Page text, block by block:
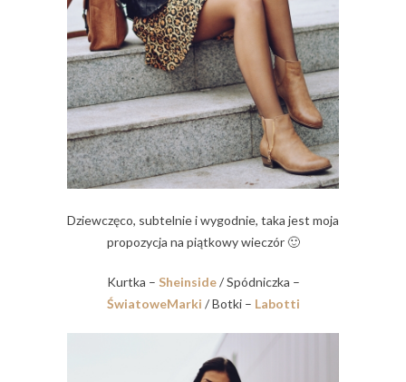
Dziewczęco, subtelnie i wygodnie, taka jest moja
propozycja na piątkowy wieczór 🙂
Kurtka – Sheinside/ Spódniczka –
ŚwiatoweMarki / Botki – Labotti